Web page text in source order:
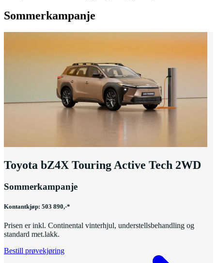
Sommerkampanje
Toyota bZ4X Touring Active Tech 2WD
Sommerkampanje
Kontantkjøp: 503 890,-*
Prisen er inkl. Continental vinterhjul, understellsbehandling og
standard met.lakk.
Bestill prøvekjøring